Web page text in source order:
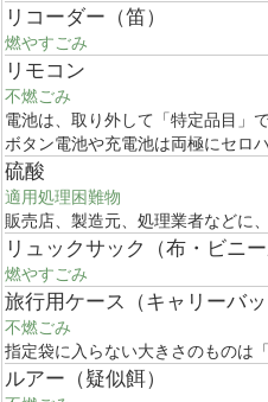
リコーダー（笛）
燃やすごみ
リモコン
不燃ごみ
電池は、取り外して「特定品目」
ボタン電池や充電池は両極にセロ
硫酸
適用処理困難物
販売店、製造元、処理業者などに
リュックサック（布・ビニー
燃やすごみ
旅行用ケース（キャリーバッ
不燃ごみ
指定袋に入らない大きさのものは
ルアー（疑似餌）